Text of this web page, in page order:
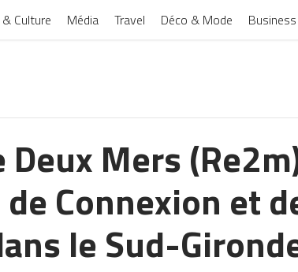
Culture Média Travel Déco & Mode Business
Mers
Connexion et
le Sud-